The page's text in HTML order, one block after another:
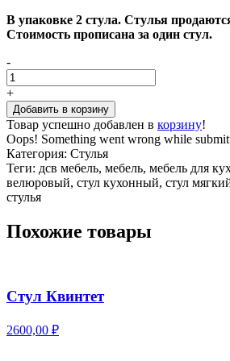
В упаковке 2 стула. Стулья
Стоимость прописана за один стул.
-
+
Товар успешно добавлен в корзину!
Oops! Something went wrong while
Категория: Стулья
Теги: дсв мебель, мебель, мебель для
велюровый, стул кухонный, стул
стулья
Похожие товары
Стул Квинтет
2600,00 ₽